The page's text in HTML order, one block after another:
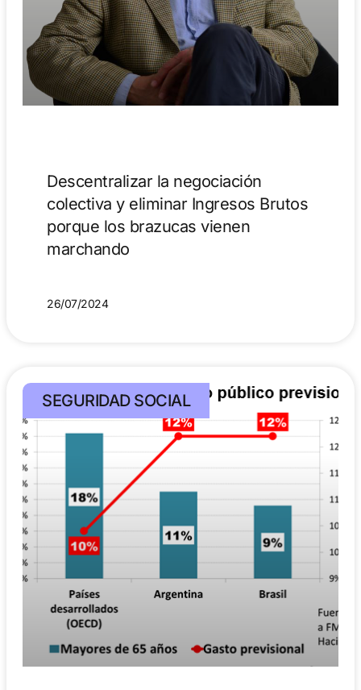
Descentralizar la negociación
colectiva y eliminar Ingresos Brutos
porque los brazucas vienen
marchando
26/07/2024
SEGURIDAD SOCIAL